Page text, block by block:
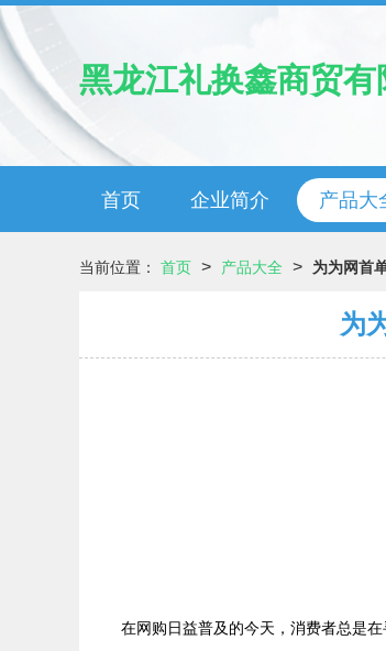
黑龙江礼换鑫商贸有
首页 企业简介 产品大
当前位置： 首页 > 产品大全 > 为为网首
为
在网购日益普及的今天，消费者总是